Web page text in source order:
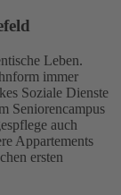
Leben.
immer
Soziale Dienste
Seniorencampus
auch
Appartements
ersten